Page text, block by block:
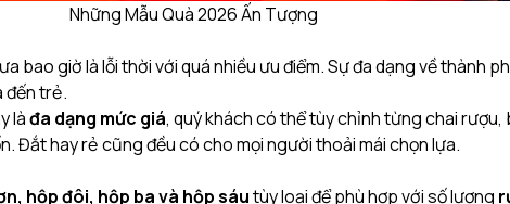
Những Mẫu Quà 2026 Ấn Tượng
bao giờ là lỗi thời với quá nhiều ưu điểm. Sự đa dạng về thành
đến trẻ.
làđa dạng mức giá, quý khách có thể tùy chỉnh từng chai
Đắt hay rẻ cũng đều có cho mọi người thoải mái chọn lựa.
hộp đôi, hộp ba và hộp sáutùy loại để phù hợp với số lượng